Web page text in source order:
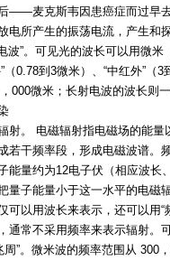
——麦克斯韦因患癌症而过早
电所产生的振荡电流，产生和
波”。可见光的波长可以用微
（0.78到3微米）、“中红外”（
000微米；长射电波的波长则
射。 电磁辐射指电磁场的能
若干频率段，形成电磁波谱。
能量约为12电子伏（相应波
量子能量小于这一水平的电磁
可以用波长来表示，还可以用
通常不采用频率来表示辐射。
周”。微米波的频率范围从